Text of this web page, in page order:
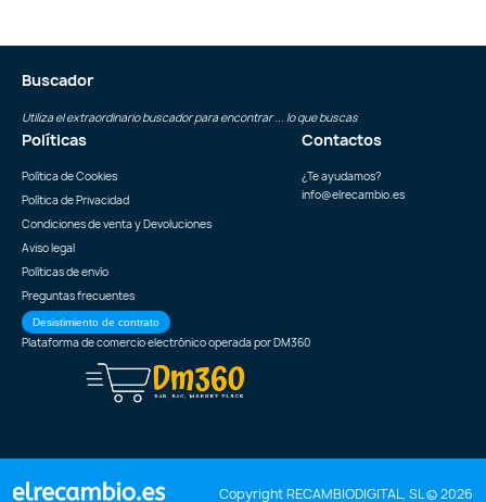
Buscador
Utiliza el extraordinario buscador para encontrar ... lo que buscas
Políticas
Política de Cookies
Política de Privacidad
Condiciones de venta y Devoluciones
Aviso legal
Políticas de envío
Preguntas frecuentes
Desistimiento de contrato
Contactos
¿Te ayudamos?
info@elrecambio.es
Plataforma de comercio electrónico operada porDM360
Copyright RECAMBIODIGITAL, SL © 2026